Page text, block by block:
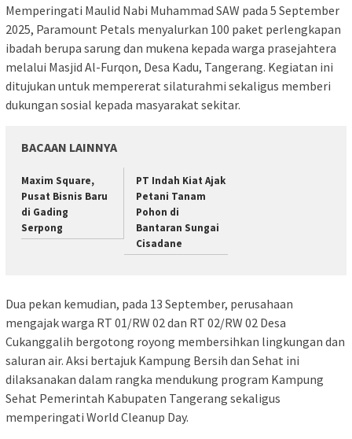
Memperingati Maulid Nabi Muhammad SAW pada 5 September
2025, Paramount Petals menyalurkan 100 paket perlengkapan
ibadah berupa sarung dan mukena kepada warga prasejahtera
melalui Masjid Al-Furqon, Desa Kadu, Tangerang. Kegiatan ini
ditujukan untuk mempererat silaturahmi sekaligus memberi
dukungan sosial kepada masyarakat sekitar.
BACAAN LAINNYA
Maxim Square,
Pusat Bisnis Baru
di Gading
Serpong
PT Indah Kiat Ajak
Petani Tanam
Pohon di
Bantaran Sungai
Cisadane
Dua pekan kemudian, pada 13 September, perusahaan
mengajak warga RT 01/RW 02 dan RT 02/RW 02 Desa
Cukanggalih bergotong royong membersihkan lingkungan dan
saluran air. Aksi bertajuk Kampung Bersih dan Sehat ini
dilaksanakan dalam rangka mendukung program Kampung
Sehat Pemerintah Kabupaten Tangerang sekaligus
memperingati World Cleanup Day.